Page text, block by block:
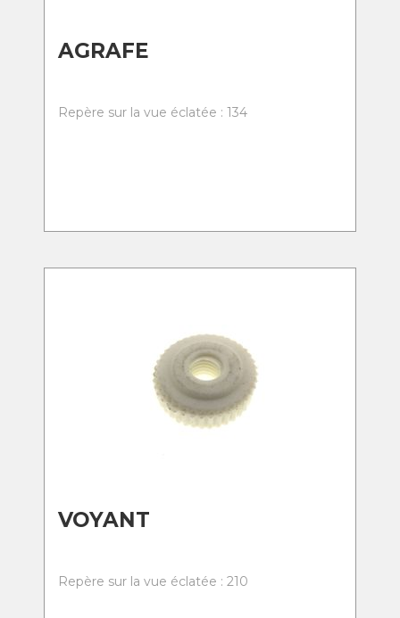
AGRAFE
Repère sur la vue éclatée : 134
VOYANT
Repère sur la vue éclatée : 210